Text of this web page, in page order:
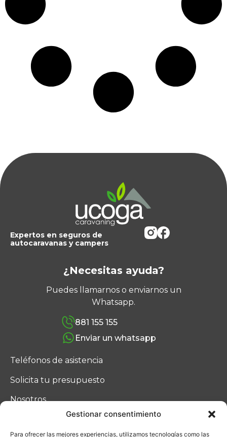
Gestionar consentimiento
Para ofrecer las mejores experiencias, utilizamos tecnologías como las
Expertos en seguros de
autocaravanas y campers
¿Necesitas ayuda?
Puedes llamarnos o enviarnos un
Whatsapp.
881 155 155
Enviar un whatsapp
Teléfonos de asistencia
Solicita tu presupuesto
Nosotros